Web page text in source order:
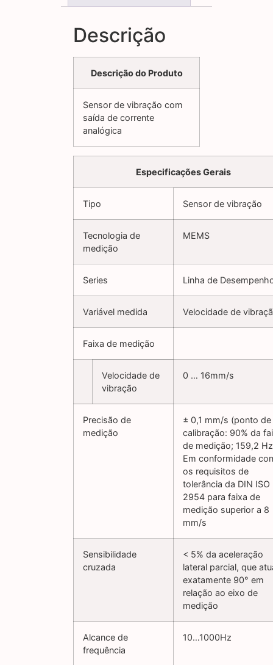
Descrição
Descrição do Produto
Sensor de vibração com
saída de corrente
analógica
Especificações Gerais
Tipo Sensor de vibração
Tecnologia de
medição
MEMS
Series Linha de
Variável medida Velocidade de
Faixa de medição
Velocidade de
vibração
0 … 16mm/s
Precisão de
medição
± 0,1 mm/s (ponto de
calibração: 90% da
de medição; 159,2
Em conformidade
os requisitos de
tolerância da DIN ISO
2954 para faixa de
medição superior a 8
mm/s
Sensibilidade
cruzada
< 5% da aceleração
lateral parcial, que
exatamente 90° em
relação ao eixo de
medição
Alcance de
frequência
10…1000Hz